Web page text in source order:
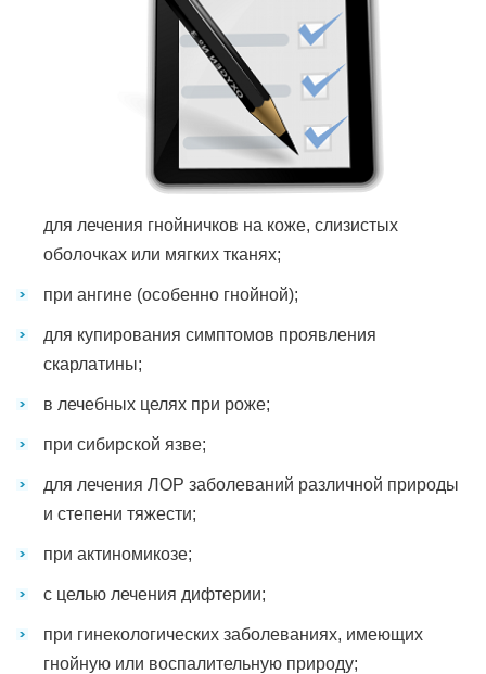
для лечения гнойничков на коже, слизистых
оболочках или мягких тканях;
при ангине (особенно гнойной);
для купирования симптомов проявления
скарлатины;
в лечебных целях при роже;
при сибирской язве;
для лечения ЛОР заболеваний различной природы
и степени тяжести;
при актиномикозе;
с целью лечения дифтерии;
при гинекологических заболеваниях, имеющих
гнойную или воспалительную природу;